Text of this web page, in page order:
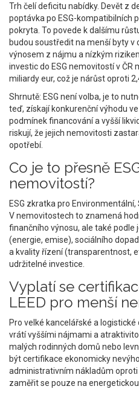
Trh čelí deficitu nabídky. Devět z
poptávka po ESG-kompatibilních
pokryta. To povede k dalšímu
budou soustředit na menší byty v
výnosem z nájmu a nízkým
investic do ESG nemovitostí v ČR
miliardy eur, což je nárůst oproti
Shrnutě: ESG není volba, je to
teď, získají konkurenční výhodu
podmínek financování a vyšší
riskují, že jejich nemovitosti
opotřebí.
Co je to přesně
nemovitostí?
ESG zkratka pro
V nemovitostech to znamená
finančního výnosu, ale také
(energie, emise), sociálního
a kvality řízení (transparentnost,
udržitelné investice.
Vyplatí se
LEED pro menší
Pro velké kancelářské a
vrátí vyššími nájmami a
malých rodinných domů nebo
být certifikace ekonomicky
administrativním nákladům
zaměřit se pouze na